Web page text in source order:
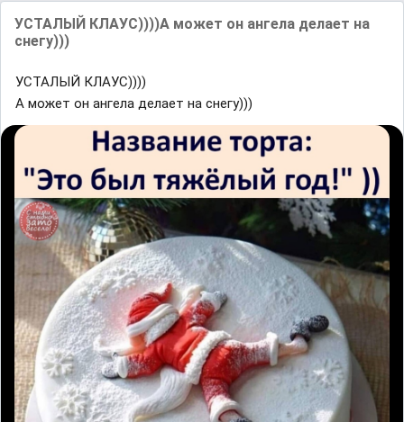
УСТАЛЫЙ КЛАУС))))А может он ангела делает на
снегу)))
УСТАЛЫЙ КЛАУС))))
А может он ангела делает на снегу)))